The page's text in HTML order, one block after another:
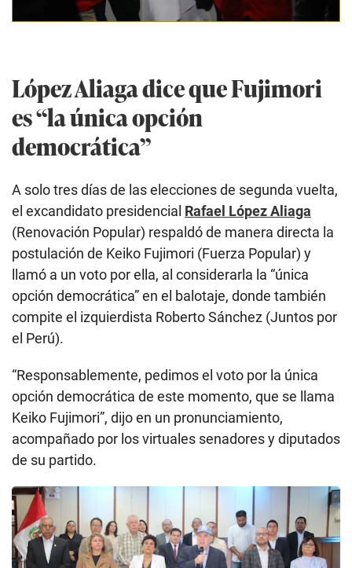
López Aliaga dice que Fujimori
es “la única opción
democrática”
A solo tres días de las elecciones de segunda vuelta,
el excandidato presidencial Rafael López Aliaga
(Renovación Popular) respaldó de manera directa la
postulación de Keiko Fujimori (Fuerza Popular) y
llamó a un voto por ella, al considerarla la “única
opción democrática” en el balotaje, donde también
compite el izquierdista Roberto Sánchez (Juntos por
el Perú).
“Responsablemente, pedimos el voto por la única
opción democrática de este momento, que se llama
Keiko Fujimori”, dijo en un pronunciamiento,
acompañado por los virtuales senadores y diputados
de su partido.